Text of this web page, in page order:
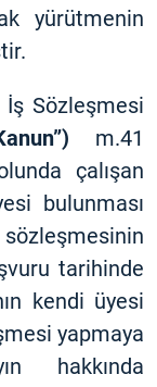
yürütmenin
İş Sözleşmesi
m.41
çalışan
bulunması
tarihinde
kendi üyesi
yapmaya
hakkında